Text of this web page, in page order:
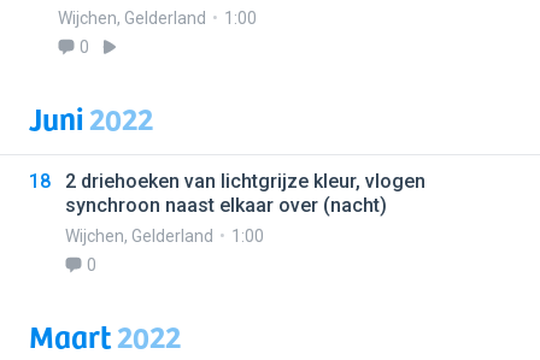
Wijchen, Gelderland
1:00
0
Juni2022
18
2 driehoeken van lichtgrijze kleur, vlogen
synchroon naast elkaar over (nacht)
Wijchen, Gelderland
1:00
0
Maart2022